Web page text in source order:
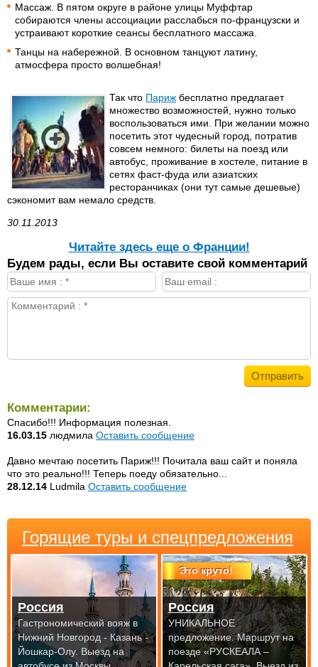
Массаж. В пятом округе в районе улицы Муффтар
собираются члены ассоциации расслабься по-французски и
устраивают короткие сеансы бесплатного массажа.
Танцы на набережной. В основном танцуют латину,
атмосфера просто волшебная!
Так что Париж бесплатно предлагает
множество возможностей, нужно только
воспользоваться ими. При желании можно
посетить этот чудесный город, потратив
совсем немного: билеты на поезд или
автобус, проживание в хостеле, питание в
сетях фаст-фуда или азиатских
ресторанчиках (они тут самые дешевые)
сэкономит вам немало средств.
30.11.2013
Читайте здесь еще о Франции!
Будем рады, если Вы оставите свой комментарий
Комментарии:
Спасибо!!! Информация полезная.
16.03.15 людмила Оставить сообщение
Давно мечтаю посетить Париж!!! Почитала ваш сайт и поняла
что это реально!!! Теперь поеду обязательно...
28.12.14 Ludmila Оставить сообщение
Горящие туры и спецпредложения
Россия
Гастрономический вояж в
Нижний Новгород - Казань -
Йошкар-Олу. Выезд на
Это круто!
Россия
УНИКАЛЬНОЕ
предложение. Маршрут на
поезде «РУСКЕАЛА –